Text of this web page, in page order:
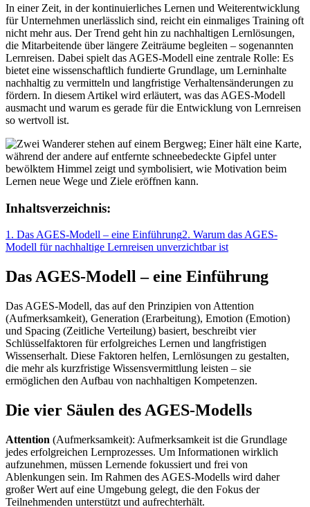
In einer Zeit, in der kontinuierliches Lernen und Weiterentwicklung
für Unternehmen unerlässlich sind, reicht ein einmaliges Training oft
nicht mehr aus. Der Trend geht hin zu nachhaltigen Lernlösungen,
die Mitarbeitende über längere Zeiträume begleiten – sogenannten
Lernreisen. Dabei spielt das AGES-Modell eine zentrale Rolle: Es
bietet eine wissenschaftlich fundierte Grundlage, um Lerninhalte
nachhaltig zu vermitteln und langfristige Verhaltensänderungen zu
fördern. In diesem Artikel wird erläutert, was das AGES-Modell
ausmacht und warum es gerade für die Entwicklung von Lernreisen
so wertvoll ist.
Inhaltsverzeichnis:
1. Das AGES-Modell – eine Einführung2. Warum das AGES-
Modell für nachhaltige Lernreisen unverzichtbar ist
Das AGES-Modell – eine Einführung
Das AGES-Modell, das auf den Prinzipien von Attention
(Aufmerksamkeit), Generation (Erarbeitung), Emotion (Emotion)
und Spacing (Zeitliche Verteilung) basiert, beschreibt vier
Schlüsselfaktoren für erfolgreiches Lernen und langfristigen
Wissenserhalt. Diese Faktoren helfen, Lernlösungen zu gestalten,
die mehr als kurzfristige Wissensvermittlung leisten – sie
ermöglichen den Aufbau von nachhaltigen Kompetenzen.
Die vier Säulen des AGES-Modells
Attention (Aufmerksamkeit): Aufmerksamkeit ist die Grundlage
jedes erfolgreichen Lernprozesses. Um Informationen wirklich
aufzunehmen, müssen Lernende fokussiert und frei von
Ablenkungen sein. Im Rahmen des AGES-Modells wird daher
großer Wert auf eine Umgebung gelegt, die den Fokus der
Teilnehmenden unterstützt und aufrechterhält.